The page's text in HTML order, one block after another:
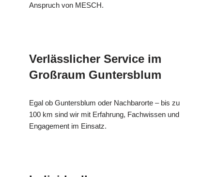
Anspruch von MESCH.
Verlässlicher Service im
Großraum Guntersblum
Egal ob Guntersblum oder Nachbarorte – bis zu
100 km sind wir mit Erfahrung, Fachwissen und
Engagement im Einsatz.